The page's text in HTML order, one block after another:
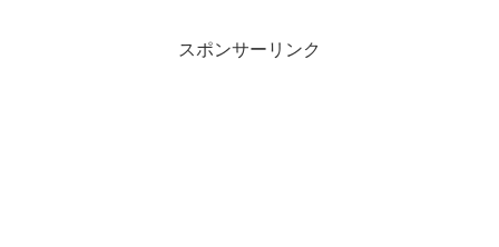
スポンサーリンク